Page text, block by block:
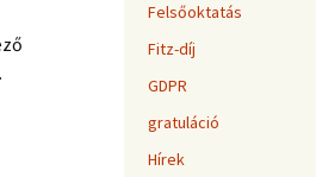
Felsőoktatás
Fitz-díj
GDPR
gratuláció
Hírek